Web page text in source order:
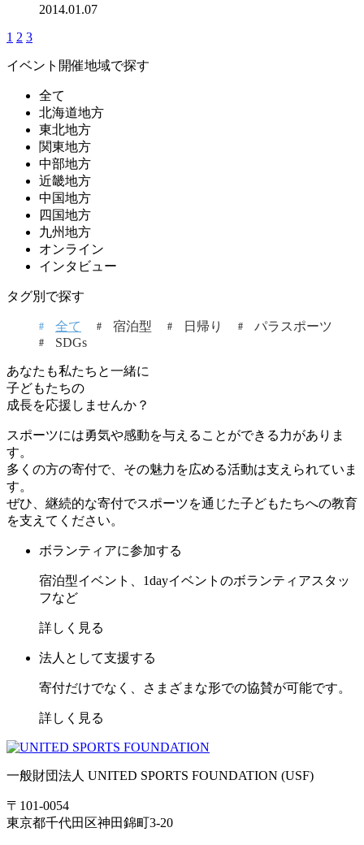
2014.01.07
1 2 3
イベント開催地域で探す
全て
北海道地方
東北地方
関東地方
中部地方
近畿地方
中国地方
四国地方
九州地方
オンライン
インタビュー
タグ別で探す
全て 宿泊型 日帰り
パラスポーツ
SDGs
あなたも私たちと一緒に
子どもたちの
成長を応援しませんか？
スポーツには勇気や感動を与えることができる力がありま
す。
多くの方の寄付で、その魅力を広める活動は支えられていま
す。
ぜひ、継続的な寄付でスポーツを通じた子どもたちへの教育
を支えてください。
ボランティアに参加する
宿泊型イベント、1dayイベントのボランティアスタッ
フなど
詳しく見る
法人として支援する
寄付だけでなく、さまざまな形での協賛が可能です。
詳しく見る
一般財団法人 UNITED SPORTS FOUNDATION (USF)
〒101-0054
東京都千代田区神田錦町3-20